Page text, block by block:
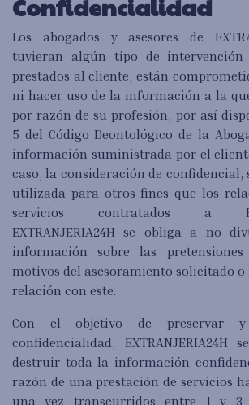
Confidencialidad
Los abogados y asesores de
tuvieran algún tipo de intervención
prestados al cliente, están
ni hacer uso de la información a la
por razón de su profesión, por así
5 del Código Deontológico de la
información suministrada por el
caso, la consideración de confidencial,
utilizada para otros fines que los
servicios contratados a
EXTRANJERIA24H se obliga a no
información sobre las
motivos del asesoramiento solicitado o
relación con este.
Con el objetivo de preservar
confidencialidad, EXTRANJERIA24H
destruir toda la información
razón de una prestación de servicios
una vez transcurridos entre 1 y 3